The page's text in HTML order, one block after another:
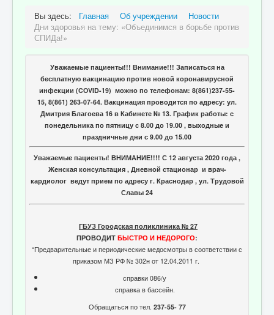
Вы здесь:
Главная Об учреждении
Новости
Дни здоровья на тему: «Объединимся в борьбе против
СПИДа!»
Уважаемые пациенты!!! Внимание!!! Записаться на
бесплатную вакцинацию против новой коронавирусной
инфекции (COVID-19) можно по телефонам: 8(861)237-55-
15, 8(861) 263-07-64. Вакцинация проводится по адресу: ул.
Дмитрия Благоева 16 в Кабинете № 13. График работы: с
понедельника по пятницу с 8.00 до 19.00 , выходные и
праздничные дни с 9.00 до 15.00
Уважаемые пациенты! ВНИМАНИЕ!!!! С 12 августа 2020 года ,
Женская консультация , Дневной стационар и врач-
кардиолог ведут прием по адресу г. Краснодар , ул. Трудовой
Славы 24
ГБУЗ Городская поликлиника № 27
ПРОВОДИТ БЫСТРО И НЕДОРОГО:
*Предварительные и периодические медосмотры в соответствии с
приказом МЗ РФ № 302н от 12.04.2011 г.
справки 086/у
справка в бассейн.
Обращаться по тел. 237-55- 77